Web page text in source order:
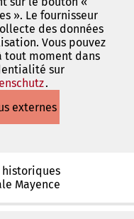
». Le fournisseur
des données
Vous pouvez
tout moment dans
sur
(S'ouvre
un
nouvel
.
externes
Mayence